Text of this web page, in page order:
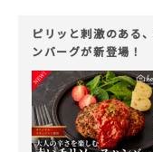
ピリッと刺激のある
ンバーグが新登場！